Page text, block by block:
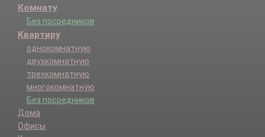
Комнату
Без посредников
Квартиру
однокомнатную
двухкомнатную
трехкомнатную
многокомнатную
Без посредников
Дома
Офисы